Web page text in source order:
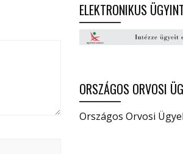
ELEKTRONIKUS
ORSZÁGOS ORVOSI
Országos Orvosi